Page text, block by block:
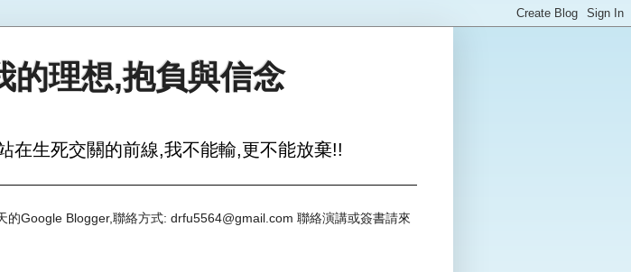
的理想,抱負與信念
在生死交關的前線,我不能輸,更不能放棄!!
Google Blogger,聯絡方式: drfu5564@gmail.com 聯絡演講或簽書請來